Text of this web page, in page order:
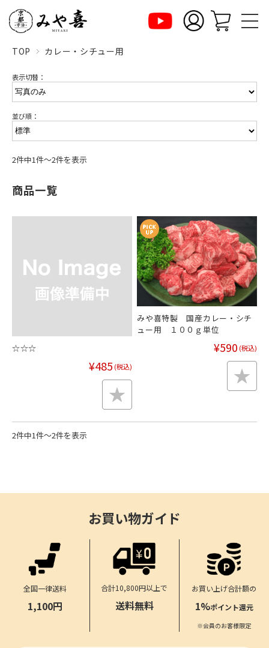
TOP カレー・シチュー用
表示切替：
並び順：
2件中1件～2件を表示
商品一覧
☆☆☆
¥485 (税込)
みや喜特製 国産カレー・シチ
ュー用 １００ｇ単位
¥590 (税込)
2件中1件～2件を表示
お買い物ガイド
全国一律送料
1,100円
合計10,800円以上で
送料無料
お買い上げ合計額の
1%ポイント還元
※会員のお客様限定